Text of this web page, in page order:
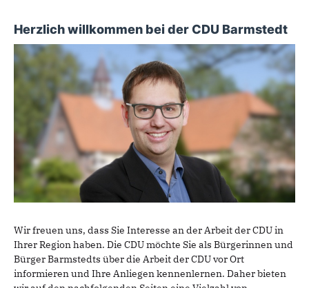
Herzlich willkommen bei der CDU Barmstedt
Wir freuen uns, dass Sie Interesse an der Arbeit der CDU in
Ihrer Region haben. Die CDU möchte Sie als Bürgerinnen und
Bürger Barmstedts über die Arbeit der CDU vor Ort
informieren und Ihre Anliegen kennenlernen. Daher bieten